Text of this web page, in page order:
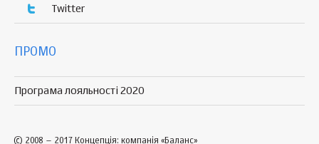
Twitter
ПРОМО
Програма лояльності 2020
© 2008 – 2017 Концепція: компанія «Баланс»